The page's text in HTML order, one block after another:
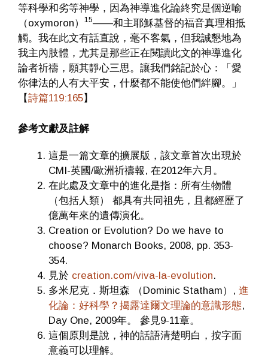
等科學和劣等神學，因為神導進化論終究是個逆喻
（oxymoron）
15——和主耶穌基督的福音真理相抵
觸。我在此文有話直說，毫不客氣，但我誠懇地為
我主內肢體，尤其是那些正在閱讀此文的神導進化
論者祈禱，願其靜心三思。讓我們銘記於心：「愛
你律法的人有大平安，什麼都不能使他們絆腳。」
【詩篇119:165】
參考文獻及註解
這是一篇文章的擴展版，該文章首次出現於
CMI-英國/歐洲祈禱報, 在2012年六月。
在此處及文章中的進化是指：所有生物體
（包括人類） 都具有共同祖先，且都經歷了
億萬年來的遺傳演化。
Creation or Evolution? Do we have to
choose? Monarch Books, 2008, pp. 353-
354.
見於 creation.com/viva-la-evolution.
多米尼克．斯坦森 （Dominic Statham）, 進
化論：好科學？揭露達爾文理論的意識形態,
Day One, 2009年。 參見9-11章。
這個原則是說，神的話語清楚明白，按字面
意義可以理解。